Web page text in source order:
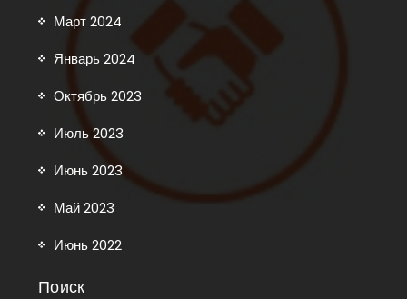
Март 2024
Январь 2024
Октябрь 2023
Июль 2023
Июнь 2023
Май 2023
Июнь 2022
Поиск